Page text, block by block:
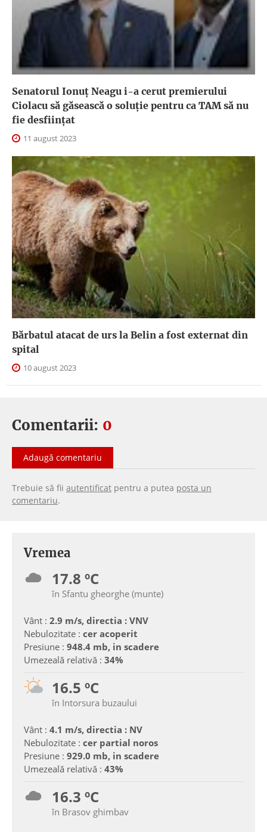
Senatorul Ionuț Neagu i-a cerut premierului
Ciolacu să găsească o soluție pentru ca TAM să nu
fie desființat
11 august 2023
Bărbatul atacat de urs la Belin a fost externat din
spital
10 august 2023
Comentarii: 0
Adaugă comentariu
Trebuie să fii autentificat pentru a putea posta un
comentariu.
Vremea
17.8 ºC
în Sfantu gheorghe (munte)
Vânt : 2.9 m/s, directia : VNV
Nebulozitate : cer acoperit
Presiune : 948.4 mb, in scadere
Umezeală relativă : 34%
16.5 ºC
în Intorsura buzaului
Vânt : 4.1 m/s, directia : NV
Nebulozitate : cer partial noros
Presiune : 929.0 mb, in scadere
Umezeală relativă : 43%
16.3 ºC
în Brasov ghimbav